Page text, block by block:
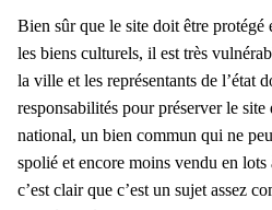
Bien sûr que le site doit être protégé
les biens culturels, il est très
la ville et les représentants de l’état
responsabilités pour préserver le
national, un bien commun qui ne
spolié et encore moins vendu en
c’est clair que c’est un sujet assez